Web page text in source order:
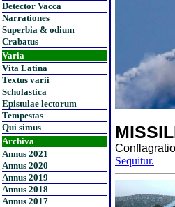
Detector Vacca
Narrationes
Superbia & odium
Crabatus
Varia
Vita Latina
Textus varii
Scholastica
Epistulae lectorum
Tempestas
Qui simus
Archiva
Annus 2021
Annus 2020
Annus 2019
Annus 2018
Annus 2017
Sequitur.